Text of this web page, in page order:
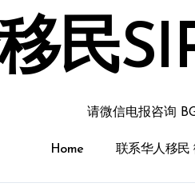
民
请微信电报咨询
Home 联系华人移民